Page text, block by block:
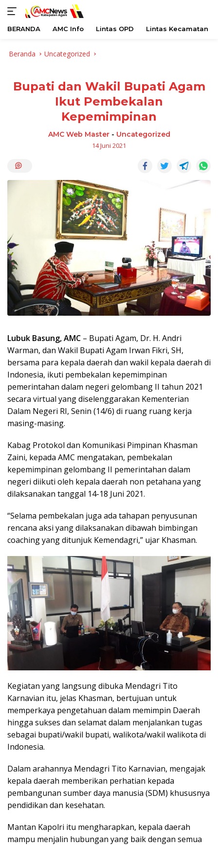
BERANDA AMC Info Lintas OPD Lintas Kecamatan
Beranda Uncategorized
Bupati dan Wakil Bupati Agam
Ikut Pembekalan
Kepemimpinan
AMC Web Master- Uncategorized
14 Juni 2021
Lubuk Basung, AMC – Bupati Agam, Dr. H. Andri
Warman, dan Wakil Bupati Agam Irwan Fikri, SH,
bersama para kepala daerah dan wakil kepala daerah di
Indonesia, ikuti pembekalan kepemimpinan
pemerintahan dalam negeri gelombang II tahun 2021
secara virtual yang diselenggarakan Kementerian
Dalam Negeri RI, Senin (14/6) di ruang ruang kerja
masing-masing.
Kabag Protokol dan Komunikasi Pimpinan Khasman
Zaini, kepada AMC mengatakan, pembekalan
kepemimpinan gelombang II pemerintahan dalam
negeri diikuti oleh kepala daerah non petahana yang
dilaksanakan tanggal 14-18 Juni 2021.
“Selama pembekalan juga ada tahapan penyusunan
rencana aksi yang dilaksanakan dibawah bimbingan
coaching yang ditunjuk Kemendagri,” ujar Khasman.
Kegiatan yang langsung dibuka Mendagri Tito
Karnavian itu, jelas Khasman, bertujuan untuk
memperkaya pengetahuan dalam memimpin Daerah
hingga sukses dan selamat dalam menjalankan tugas
sebagai bupati/wakil bupati, walikota/wakil walikota di
Indonesia.
Dalam arahannya Mendagri Tito Karnavian, mengajak
kepala daerah memberikan perhatian kepada
pembangunan sumber daya manusia (SDM) khususnya
pendidikan dan kesehatan.
Mantan Kapolri itu mengharapkan, kepala daerah
mampu menjalin hubungan yang baik dengan semua